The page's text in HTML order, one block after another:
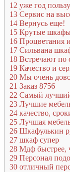
12 уже год
13 Сервис на
14 Вернусь еще!
15 Крутые
16 Процветания
17 Сильвана
18 Встречают по
19 Качество и
20 Мы очень
21 Заказ 8756
22 Самый лучший
23 Лучшие
24 качество,
25 Лучшая
26 Шкафулькин
27 шкаф супер
28 Мдф быстрее,
29 Персонал
30 отличный